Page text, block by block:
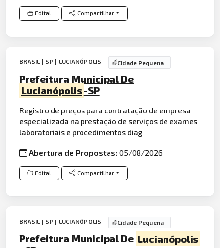
Edital Compartilhar
BRASIL | SP | LUCIANÓPOLIS Cidade Pequena
Prefeitura Municipal De
Lucianópolis -SP
Registro de preços para contratação de empresa
especializada na prestação de serviços de exames
laboratoriais e procedimentos diag
Abertura de Propostas:05/08/2026
Edital Compartilhar
BRASIL | SP | LUCIANÓPOLIS Cidade Pequena
Prefeitura Municipal De Lucianópolis